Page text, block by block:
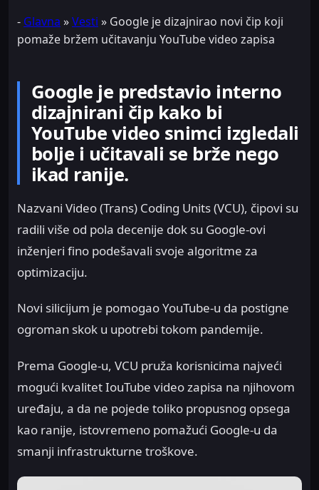
- Glavna »Vesti » Google je dizajnirao novi čip koji
pomaže bržem učitavanju YouTube video zapisa
Google je predstavio interno
dizajnirani čip kako bi
YouTube video snimci izgledali
bolje i učitavali se brže nego
ikad ranije.
Nazvani Video (Trans) Coding Units (VCU), čipovi su
radili više od pola decenije dok su Google-ovi
inženjeri fino podešavali svoje algoritme za
optimizaciju.
Novi silicijum je pomogao YouTube-u da postigne
ogroman skok u upotrebi tokom pandemije.
Prema Google-u, VCU pruža korisnicima najveći
mogući kvalitet IouTube video zapisa na njihovom
uređaju, a da ne pojede toliko propusnog opsega
kao ranije, istovremeno pomažući Google-u da
smanji infrastrukturne troškove.